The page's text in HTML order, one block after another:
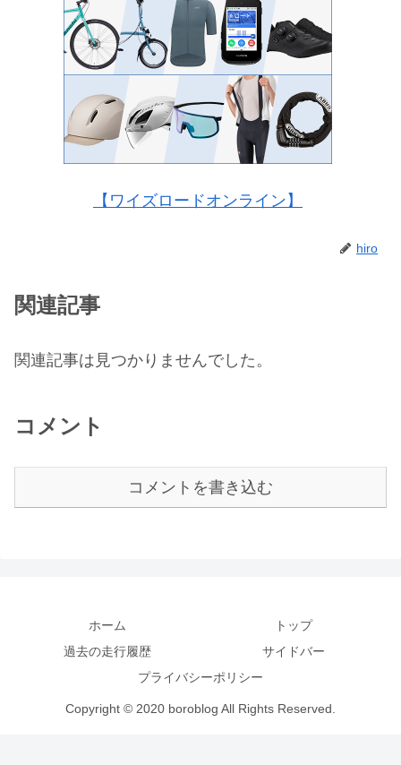
【ワイズロードオンライン】
hiro
関連記事
関連記事は見つかりませんでした。
コメント
コメントを書き込む
ホーム
トップ
過去の走行履歴
サイドバー
プライバシーポリシー
Copyright © 2020 boroblog All Rights Reserved.